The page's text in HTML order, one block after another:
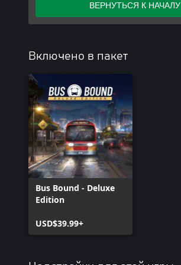
ВЕРНУТЬСЯ К НАЧАЛУ
Включено в пакет
Bus Bound - Deluxe
Edition
USD$39.99+